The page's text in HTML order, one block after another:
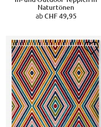
Naturtönen
abCHF 49,95